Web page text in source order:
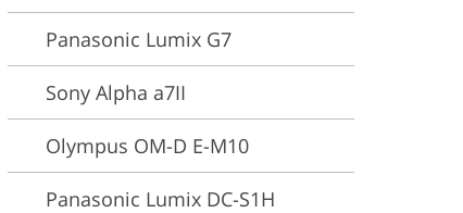
Panasonic Lumix G7
Sony Alpha a7II
Olympus OM-D E-M10
Panasonic Lumix DC-S1H